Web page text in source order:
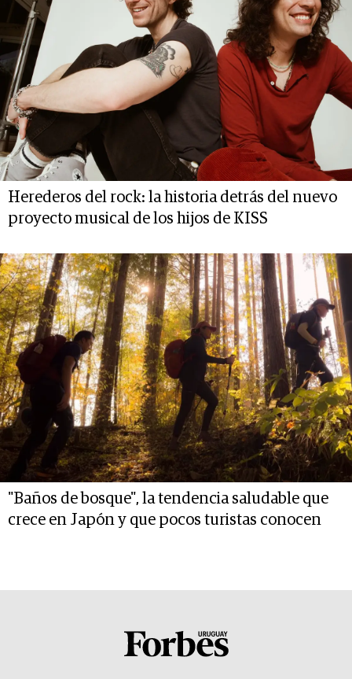
Herederos del rock: la historia detrás del nuevo
proyecto musical de los hijos de KISS
"Baños de bosque", la tendencia saludable que
crece en Japón y que pocos turistas conocen